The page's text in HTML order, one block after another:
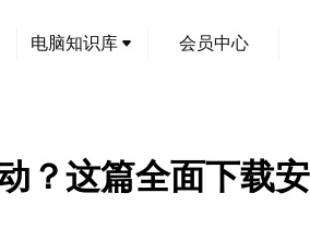
电脑知识库 会员中心
？这篇全面下载